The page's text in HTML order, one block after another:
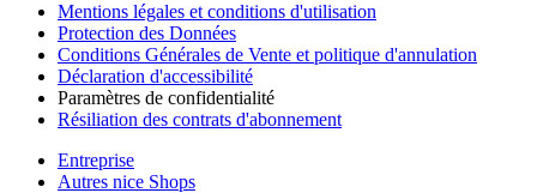
Mentions légales et conditions d'utilisation
Protection des Données
Conditions Générales de Vente et politique d'annulation
Déclaration d'accessibilité
Paramètres de confidentialité
Résiliation des contrats d'abonnement
Entreprise
Autres nice Shops